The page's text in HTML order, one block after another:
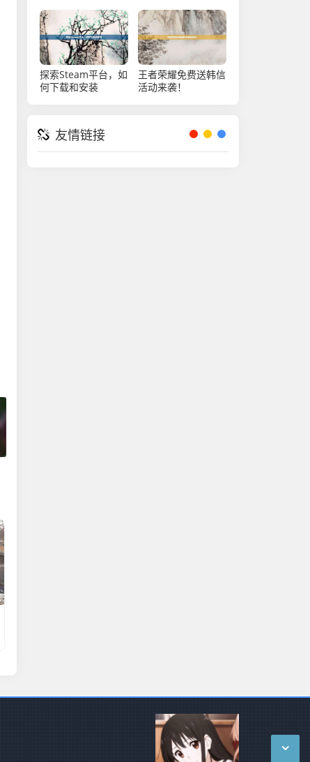
探索Steam平台，如
何下载和安装
王者荣耀免费送韩信
活动来袭！
友情链接